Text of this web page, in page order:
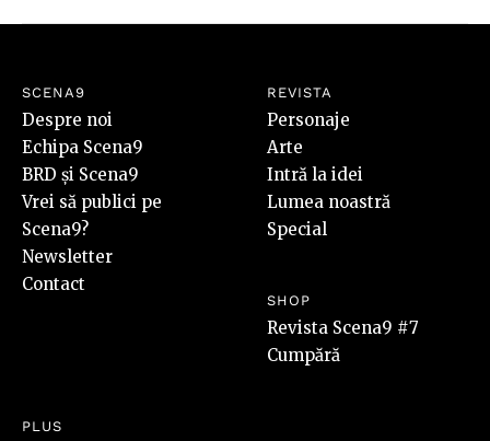
SCENA9
Despre noi
Echipa Scena9
BRD și Scena9
Vrei să publici pe
Scena9?
Newsletter
Contact
REVISTA
Personaje
Arte
Intră la idei
Lumea noastră
Special
SHOP
Revista Scena9 #7
Cumpără
PLUS